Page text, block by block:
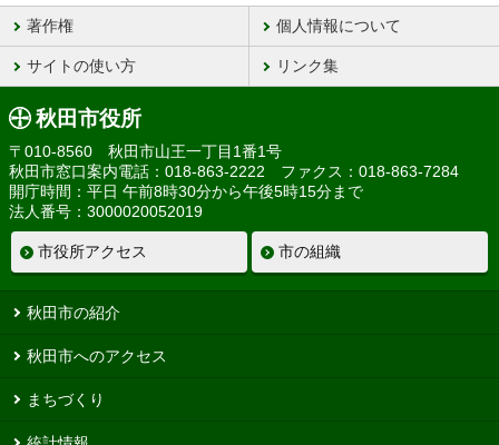
著作権 個人情報について
サイトの使い方 リンク集
秋田市役所
〒010-8560 秋田市山王一丁目1番1号
秋田市窓口案内電話：018-863-2222 ファクス：018-863-7284
開庁時間：平日 午前8時30分から午後5時15分まで
法人番号：3000020052019
市役所アクセス 市の組織
秋田市の紹介
秋田市へのアクセス
まちづくり